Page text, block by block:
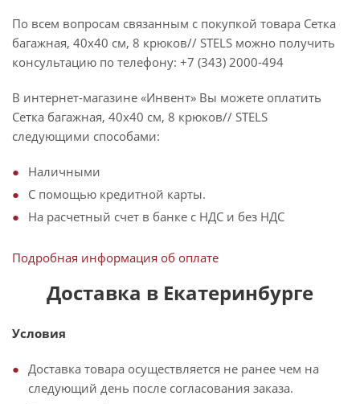
По всем вопросам связанным с покупкой товара Сетка
багажная, 40х40 см, 8 крюков// STELS можно получить
консультацию по телефону: +7 (343) 2000-494
В интернет-магазине «Инвент» Вы можете оплатить
Сетка багажная, 40х40 см, 8 крюков// STELS
следующими способами:
Наличными
С помощью кредитной карты.
На расчетный счет в банке с НДС и без НДС
Подробная информация об оплате
Доставка в Екатеринбурге
Условия
Доставка товара осуществляется не ранее чем на
следующий день после согласования заказа.